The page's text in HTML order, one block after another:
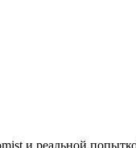
и реальной